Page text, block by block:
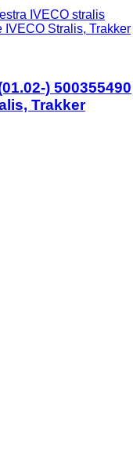
IVECO stralis
IVECO Stralis, Trakker
) 500355490
Trakker